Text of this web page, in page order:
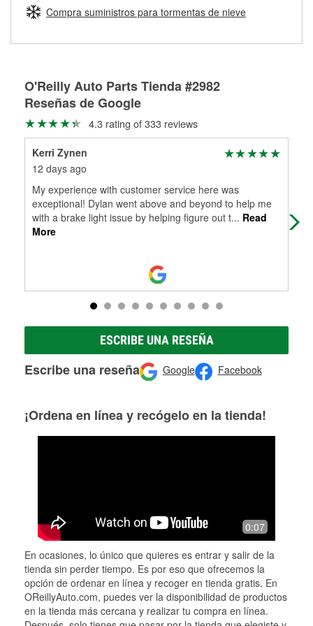
Más información sobre el Programa de Préstamo de
medirán tus tambores o discos para determinar si pueden
ser rectificados con seguridad. Si tus tambores o discos no
partes de reemplazo correctas para tu reparación.
Compra suministros para tormentas de nieve
O'Reilly Auto Parts Tienda #2982
Reseñas de Google
4.3 rating of 333 reviews
Kerri Zynen
12 days ago
My experience with customer service here was
exceptional! Dylan went above and beyond to help me
with a brake light issue by helping figure out t... Read
More
ESCRIBE UNA RESEÑA
Escribe una reseña Google Facebook
¡Ordena en línea y recógelo en la tienda!
0:07
En ocasiones, lo único que quieres es entrar y salir de la
tienda sin perder tiempo. Es por eso que ofrecemos la
opción de ordenar en línea y recoger en tienda gratis. En
OReillyAuto.com, puedes ver la disponibilidad de productos
en la tienda más cercana y realizar tu compra en línea.